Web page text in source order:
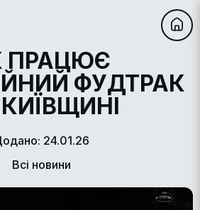
ПРАЦЮЄ
ФУДТРАК
24.01.26
Всі новини